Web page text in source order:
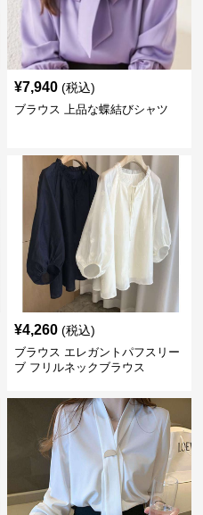
¥7,940 (税込)
ブラウス 上品な蝶結びシャツ
¥4,260 (税込)
ブラウス エレガントパフスリー
ブ フリルネックブラウス